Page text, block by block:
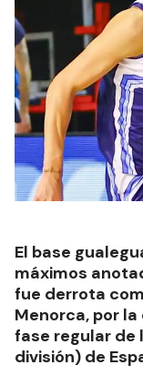
El base
máximos
fue derrota
Menorca, por
fase regular de
división) de